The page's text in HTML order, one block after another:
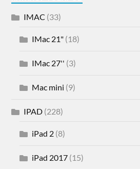
IMAC (33)
IMac 21" (18)
IMac 27'' (3)
Mac mini (9)
IPAD (228)
iPad 2 (8)
iPad 2017 (15)